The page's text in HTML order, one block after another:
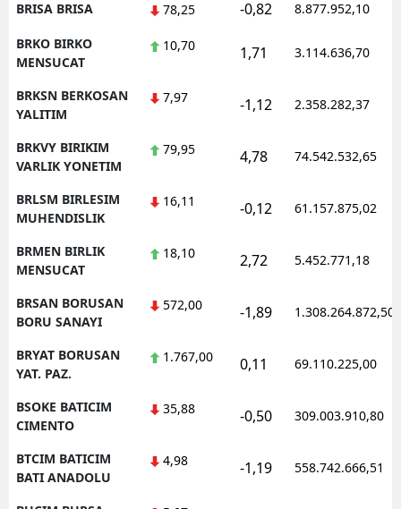
BRISA BRISA 78,25 -0,82 8.877.952,10
BRKO BIRKO
MENSUCAT
10,70 1,71 3.114.636,70
BRKSN BERKOSAN
YALITIM
7,97 -1,12 2.358.282,37
BRKVY BIRIKIM
VARLIK YONETIM
79,95 4,78 74.542.532,65
BRLSM BIRLESIM
MUHENDISLIK
16,11 -0,12 61.157.875,02
BRMEN BIRLIK
MENSUCAT
18,10 2,72 5.452.771,18
BRSAN BORUSAN
BORU SANAYI
572,00 -1,89 1.308.264.872,50
BRYAT BORUSAN
YAT. PAZ.
1.767,00 0,11 69.110.225,00
BSOKE BATICIM
CIMENTO
35,88 -0,50 309.003.910,80
BTCIM BATICIM
BATI ANADOLU
4,98 -1,19 558.742.666,51